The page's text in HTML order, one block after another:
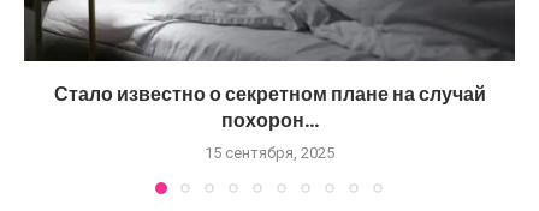
Стало известно о секретном плане на случай
похорон...
15 сентября, 2025